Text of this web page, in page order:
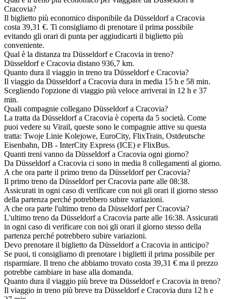
Cracovia?
Il biglietto più economico disponibile da Düsseldorf a Cracovia
costa 39,31 €. Ti consigliamo di prenotare il prima possibile
evitando gli orari di punta per aggiudicarti il biglietto più
conveniente.
Qual è la distanza tra Düsseldorf e Cracovia in treno?
Düsseldorf e Cracovia distano 936,7 km.
Quanto dura il viaggio in treno tra Düsseldorf e Cracovia?
Il viaggio da Düsseldorf a Cracovia dura in media 15 h e 58 min.
Scegliendo l'opzione di viaggio più veloce arriverai in 12 h e 37
min.
Quali compagnie collegano Düsseldorf a Cracovia?
La tratta da Düsseldorf a Cracovia è coperta da 5 società. Come
puoi vedere su Virail, queste sono le compagnie attive su questa
tratta: Twoje Linie Kolejowe, EuroCity, FlixTrain, Ostdeutsche
Eisenbahn, DB - InterCity Express (ICE) e FlixBus.
Quanti treni vanno da Düsseldorf a Cracovia ogni giorno?
Da Düsseldorf a Cracovia ci sono in media 8 collegamenti al giorno.
A che ora parte il primo treno da Düsseldorf per Cracovia?
Il primo treno da Düsseldorf per Cracovia parte alle 08:38.
Assicurati in ogni caso di verificare con noi gli orari il giorno stesso
della partenza perché potrebbero subire variazioni.
A che ora parte l'ultimo treno da Düsseldorf per Cracovia?
L'ultimo treno da Düsseldorf a Cracovia parte alle 16:38. Assicurati
in ogni caso di verificare con noi gli orari il giorno stesso della
partenza perché potrebbero subire variazioni.
Devo prenotare il biglietto da Düsseldorf a Cracovia in anticipo?
Se puoi, ti consigliamo di prenotare i biglietti il prima possibile per
risparmiare. Il treno che abbiamo trovato costa 39,31 € ma il prezzo
potrebbe cambiare in base alla domanda.
Quanto dura il viaggio più breve tra Düsseldorf e Cracovia in treno?
Il viaggio in treno più breve tra Düsseldorf e Cracovia dura 12 h e